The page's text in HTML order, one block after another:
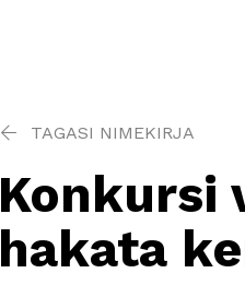
TAGASI NIMEKIRJA
Konkursi
hakata